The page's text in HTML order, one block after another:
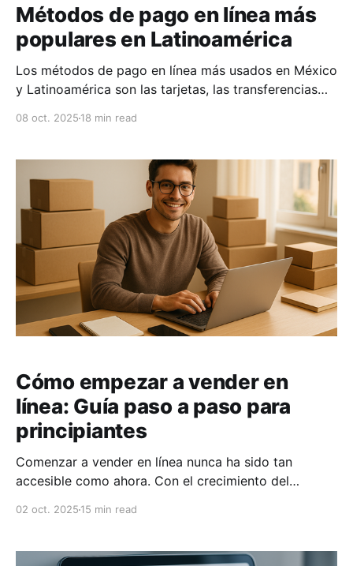
Métodos de pago en línea más
populares en Latinoamérica
Los métodos de pago en línea más usados en México
y Latinoamérica son las tarjetas, las transferencias
conviene aceptar según tu negocio, cuánto cuesta
08 oct. 2025 18 min read
Cómo empezar a vender en
línea: Guía paso a paso para
principiantes
Comenzar a vender en línea nunca ha sido tan
accesible como ahora. Con el crecimiento del
emprendedores de cualquier nivel. Aquí te explico
02 oct. 2025 15 min read